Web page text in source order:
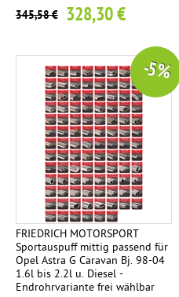
345,58 € 328,30 €
FRIEDRICH MOTORSPORT
Sportauspuff mittig passend für
Opel Astra G Caravan Bj. 98-04
1.6l bis 2.2l u. Diesel -
Endrohrvariante frei wählbar
-5 %